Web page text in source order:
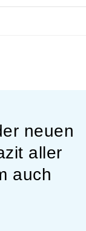
neuen
aller
auch